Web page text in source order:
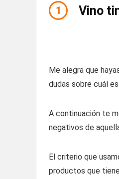
1 Vino
Me alegra que
dudas sobre cuál
A continuación te
negativos de
El criterio que
productos que